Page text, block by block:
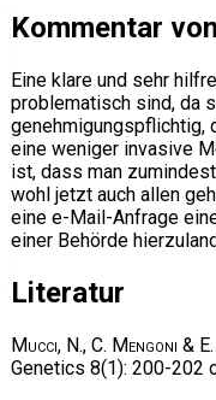
Kommentar
Eine klare und sehr
problematisch sind, da
genehmigungspflichtig,
eine weniger invasive
ist, dass man
wohl jetzt auch allen
eine e-Mail-Anfrage
einer Behörde
Literatur
Mucci, N., C. Mengoni &
Genetics 8(1): 200-202